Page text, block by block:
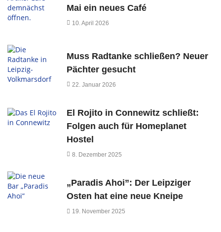
Mai ein neues Café
10. April 2026
Muss Radtanke schließen? Neuer
Pächter gesucht
22. Januar 2026
El Rojito in Connewitz schließt:
Folgen auch für Homeplanet
Hostel
8. Dezember 2025
„Paradis Ahoi”: Der Leipziger
Osten hat eine neue Kneipe
19. November 2025